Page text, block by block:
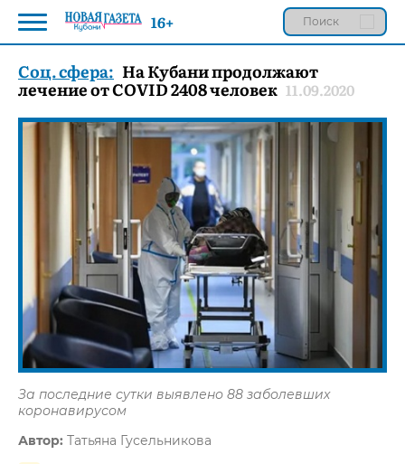
Соц. сфера: На Кубани продолжают
лечение от COVID 2408 человек 11.09.2020
За последние сутки выявлено 88 заболевших
коронавирусом
Автор: Татьяна Гусельникова
16+